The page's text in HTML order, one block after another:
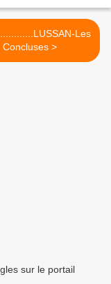
Les
Concluses >
sur le portail